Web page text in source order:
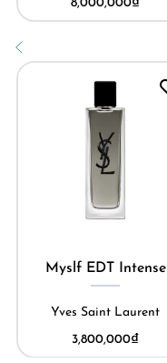
8,000,000₫
Myslf EDT Intense
Yves Saint Laurent
3,800,000₫